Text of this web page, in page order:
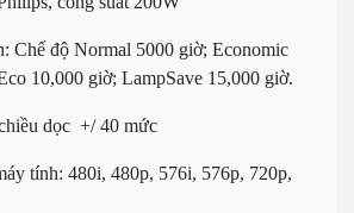
Chế độ Normal 5000 giờ; Economic
10,000 giờ; LampSave 15,000 giờ.
dọc +/ 40 mức
tính: 480i, 480p, 576i, 576p, 720p,